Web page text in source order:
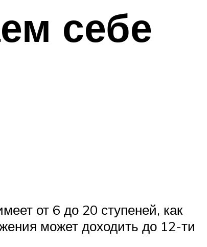
себе
от 6 до 20 ступеней, как
может доходить до 12-ти